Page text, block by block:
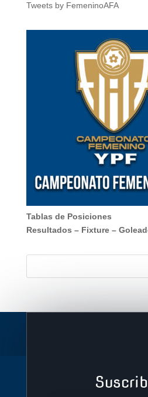
Tweets by FemeninoAFA
Tablas de Posiciones
Resultados – Fixture–